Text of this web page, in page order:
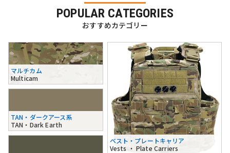
POPULAR CATEGORIES
おすすめカテゴリー
マルチカム
Multicam
TAN・ダークアース系
TAN・Dark Earth
ベスト・プレートキャリア
Vests ・ Plate Carriers